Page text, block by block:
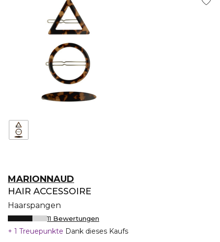
MARIONNAUD
HAIR ACCESSOIRE
Haarspangen
11 Bewertungen
1 Treuepunkte Dank dieses Kaufs